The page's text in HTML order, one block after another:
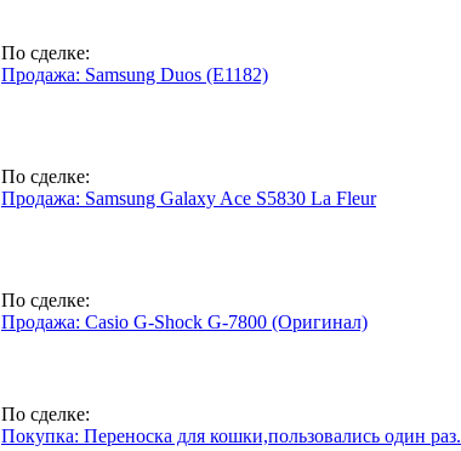
По сделке:
Продажа: Samsung Duos (E1182)
По сделке:
Продажа: Samsung Galaxy Ace S5830 La Fleur
По сделке:
Продажа: Casio G-Shock G-7800 (Оригинал)
По сделке:
Покупка: Переноска для кошки,пользовались один раз.